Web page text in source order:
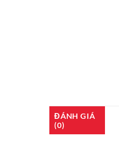
ĐÁNH GIÁ
(0)